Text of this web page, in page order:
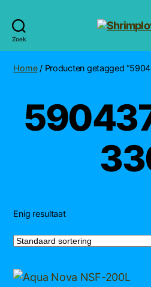
Zoek
Home/ Producten getagged
Enig resultaat